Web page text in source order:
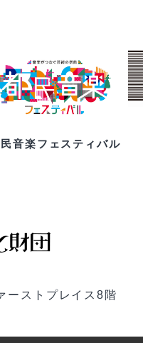
音楽フェスティバル
ストプレイス8階